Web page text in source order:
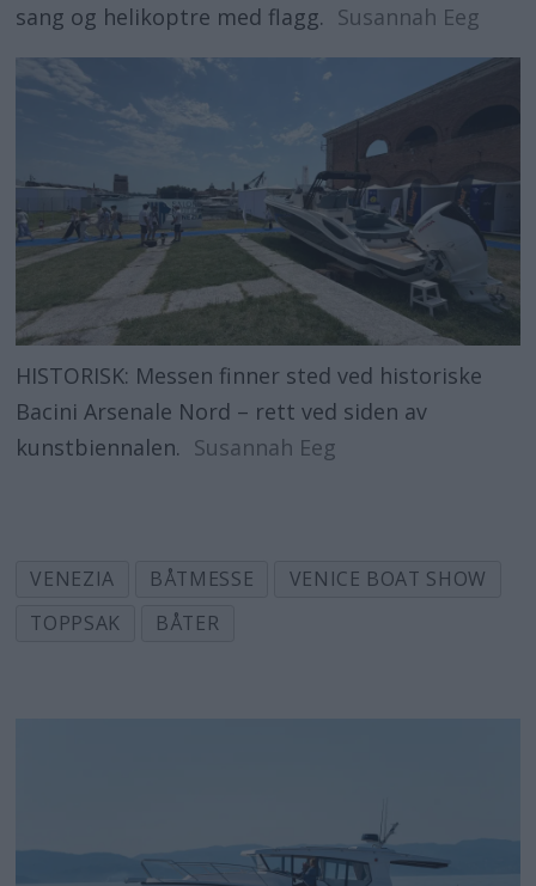
sang og helikoptre med flagg. Susannah Eeg
HISTORISK: Messen finner sted ved historiske
Bacini Arsenale Nord – rett ved siden av
kunstbiennalen. Susannah Eeg
VENEZIA BÅTMESSE
VENICE BOAT SHOW
TOPPSAK
BÅTER